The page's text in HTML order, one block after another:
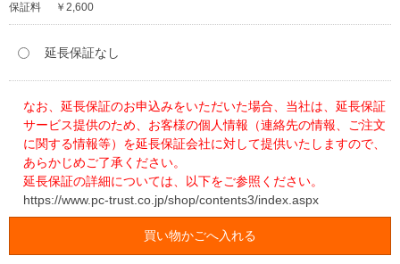
保証料 ￥2,600
延長保証なし
なお、延長保証のお申込みをいただいた場合、当社は、延長保証
サービス提供のため、お客様の個人情報（連絡先の情報、ご注文
に関する情報等）を延長保証会社に対して提供いたしますので、
あらかじめご了承ください。
延長保証の詳細については、以下をご参照ください。
https://www.pc-trust.co.jp/shop/contents3/index.aspx